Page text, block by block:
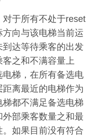
于所有不处于reset
向与该电梯当前运
达等待乘客的出发
之和不满容量上
梯，在所有备选电
离最近的电梯作为
都不满足备选电梯
部乘客数量之和最
如果目前没有符合